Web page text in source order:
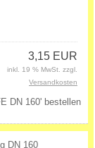
3,15 EUR
inkl. 19 % MwSt. zzgl.
Versandkosten